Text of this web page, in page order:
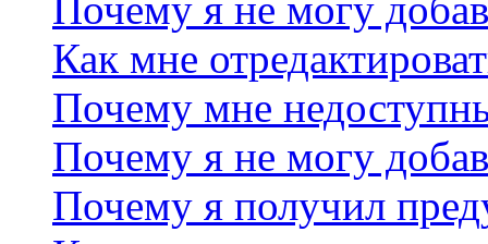
Как мне
Почему мне
Почему я не могу
Почему я получил